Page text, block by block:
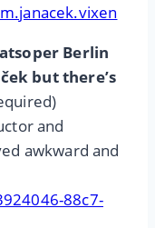
Berlin
but there’s
and
awkward and
88c7-